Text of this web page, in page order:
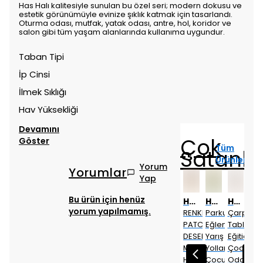
Has Halı kalitesiyle sunulan bu özel seri; modern dokusu ve
estetik görünümüyle evinize şıklık katmak için tasarlandı.
Oturma odası, mutfak, yatak odası, antre, hol, koridor ve
salon gibi tüm yaşam alanlarında kullanıma uygundur.
Taban Tipi
İp Cinsi
İlmek Sıklığı
Hav Yüksekliği
Devamını
Göster
Yorumlar
Yorum
Yap
Bu ürün için henüz
yorum yapılmamış.
ÇokTüm
Ürünler
Has 1950
Parkur
Has 1950
Çarpım
Has 1950
Dokuma
Desen
Dekoratif
Has 1950
RENKLİ
PATCWORK
DESEN
MODERN
HALI
Has 1950
Parkur
Eğlenceli
Yarış
Yolları
Çocuk
Has 1950
Çarpım
Tablosu
Eğitici
Çocuk
Odası